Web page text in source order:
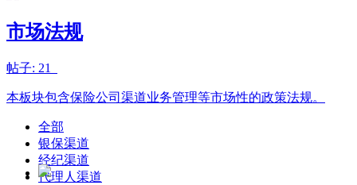
市场法规
帖子: 21
本板块包含保险公司渠道业务管理等市场性的政策法规。
全部
银保渠道
经纪渠道
代理人渠道